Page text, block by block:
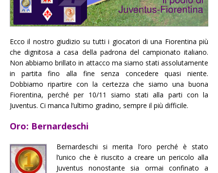
Ecco il nostro giudizio su tutti i giocatori di una Fiorentina più
che dignitosa a casa della padrona del campionato italiano.
Non abbiamo brillato in attacco ma siamo stati assolutamente
in partita fino alla fine senza concedere quasi niente.
Dobbiamo ripartire con la certezza che siamo una buona
Fiorentina, perché per 10/11 siamo stati alla parti con la
Juventus. Ci manca l’ultimo gradino, sempre il più difficile.
Oro: Bernardeschi
Bernardeschi si merita l’oro perché è stato
l’unico che è riuscito a creare un pericolo alla
Juventus nonostante sia ormai confinato a